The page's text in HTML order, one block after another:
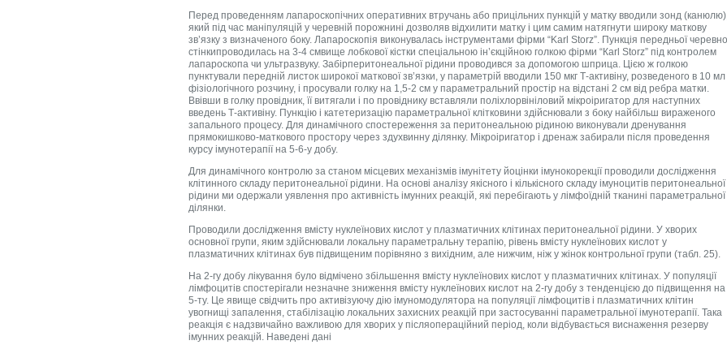
Перед проведенням лапароскопічних оперативних втручань або прицільних пункцій у матку вводили зонд
який під час маніпуляцій у черевній порожнині дозволяв відхилити матку і цим самим натягнути широку маткову
зв’язку з визначеного боку. Лапароскопія виконувалась інструментами фірми “Karl Storz”. Пункція передньої
стінкипроводилась на 3-4 смвище лобкової кістки спеціальною ін’єкційною голкою фірми “Кarl Storz” під контролем
лапароскопа чи ультразвуку. Забірперитонеальної рідини проводився за допомогою шприца. Цією ж голкою
пунктували передній листок широкої маткової зв’язки, у параметрій вводили 150 мкг Т-активіну, розведеного в 10 мл
фізіологічного розчину, і просували голку на 1,5-2 см у параметральний простір на відстані 2 см від ребра матки.
Ввівши в голку провідник, її витягали і по провіднику вставляли поліхлорвініловий мікроіригатор для наступних
введень Т-активіну. Пункцію і катетеризацію параметральної клітковини здійснювали з боку найбільш вираженого
запального процесу. Для динамічного спостереження за перитонеальною рідиною виконували дренування
прямокишково-маткового простору через здухвинну ділянку. Мікроіригатор і дренаж забирали після проведення
курсу імунотерапії на 5-6-у добу.
Для динамічного контролю за станом місцевих механізмів імунітету йоцінки імунокорекції проводили дослідження
клітинного складу перитонеальної рідини. На основі аналізу якісного і кількісного складу імуноцитів перитонеальної
рідини ми одержали уявлення про активність імунних реакцій, які перебігають у лімфоїдній тканині параметральної
ділянки.
Проводили дослідження вмісту нуклеїнових кислот у плазматичних клітинах перитонеальної рідини. У хворих
основної групи, яким здійснювали локальну параметральну терапію, рівень вмісту нуклеїнових кислот у
плазматичних клітинах був підвищеним порівняно з вихідним, але нижчим, ніж у жінок контрольної групи (табл. 25).
На 2-гу добу лікування було відмічено збільшення вмісту нуклеїнових кислот у плазматичних клітинах. У популяції
лімфоцитів спостерігали незначне зниження вмісту нуклеїнових кислот на 2-гу добу з тенденцією до підвищення на
5-ту. Це явище свідчить про активізуючу дію імуномодулятора на популяції лімфоцитів і плазматичних клітин
увогнищі запалення, стабілізацію локальних захисних реакцій при застосуванні параметральної імунотерапії. Така
реакція є надзвичайно важливою для хворих у післяопераційний період, коли відбувається виснаження резерву
імунних реакцій. Наведені дані